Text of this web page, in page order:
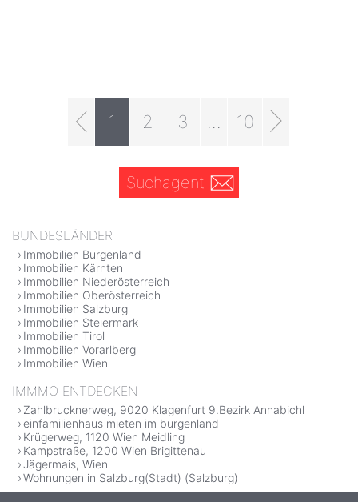
1 2 3 10
Suchagent
BUNDESLÄNDER
Immobilien Burgenland
Immobilien Kärnten
Immobilien Niederösterreich
Immobilien Oberösterreich
Immobilien Salzburg
Immobilien Steiermark
Immobilien Tirol
Immobilien Vorarlberg
Immobilien Wien
IMMMO ENTDECKEN
Zahlbrucknerweg, 9020 Klagenfurt 9.Bezirk Annabichl
einfamilienhaus mieten im burgenland
Krügerweg, 1120 Wien Meidling
Kampstraße, 1200 Wien Brigittenau
Jägermais, Wien
Wohnungen in Salzburg(Stadt) (Salzburg)